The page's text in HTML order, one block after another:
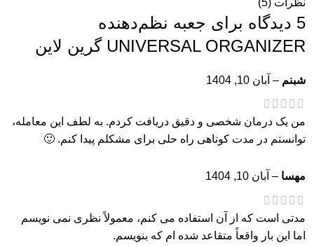
نظرات (5)
5 دیدگاه برای
جعبه نظم‌دهنده
UNIVERSAL ORGANIZER گرین لاین
شبنم – آبان 10, 1404
من یک درمان شخصی و دقیق دریافت کردم. به لطف این معامله،
توانستم در مدت کوتاهی راه حلی برای مشکلم پیدا کنم. 🙂
مهسا – آبان 10, 1404
مدتی است که از آن استفاده می کنم، معمولاً نظری نمی نویسم
اما این بار واقعاً متقاعد شده ام که بنویسم.